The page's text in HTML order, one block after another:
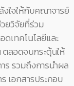
ใจให้กับคณาจารย์
ยวิจัยที่ร่วม
เทคโนโลยีและ
ลอดจนกระตุ้นให้
ร รวมถึงการนำผล
เอกสารประกอบ